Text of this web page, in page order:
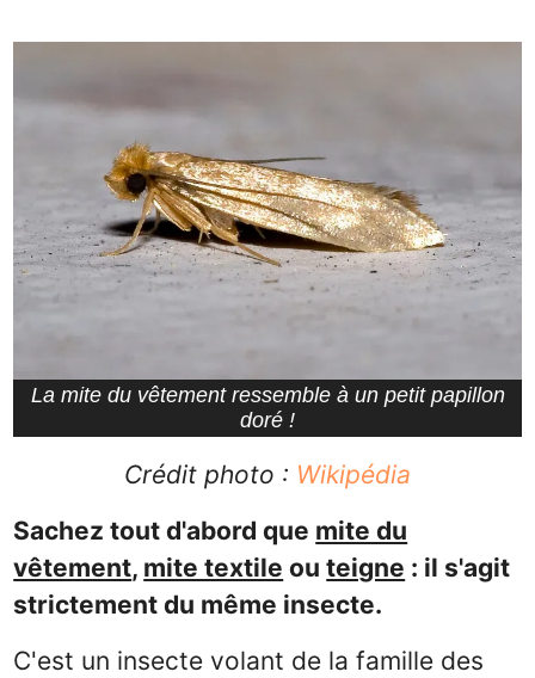
La mite du vêtement ressemble à un petit papillon
doré !
Crédit photo : Wikipédia
Sachez tout d'abord que mite du
vêtement, mite textile outeigne : il s'agit
strictement du même insecte.
C'est un insecte volant de la famille des